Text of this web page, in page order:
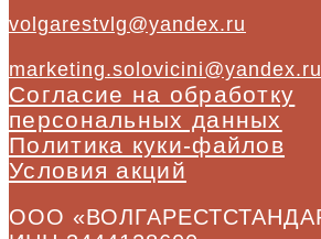
volgarestvlg@yandex.ru
marketing.solovicini@yandex.ru
Согласие на обработку
персональных данных
Политика куки-файлов
Условия акций
ООО